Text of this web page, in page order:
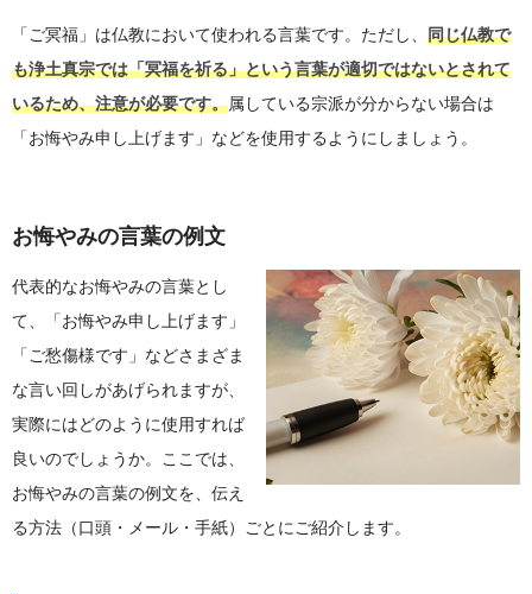
「ご冥福」は仏教において使われる言葉です。ただし、 同じ仏教で
も浄土真宗では「冥福を祈る」という言葉が適切ではないとされて
いるため、注意が必要です。属している宗派が分からない場合は
「お悔やみ申し上げます」などを使用するようにしましょう。
お悔やみの言葉の例文
代表的なお悔やみの言葉とし
て、「お悔やみ申し上げます」
「ご愁傷様です」などさまざま
な言い回しがあげられますが、
実際にはどのように使用すれば
良いのでしょうか。ここでは、
お悔やみの言葉の例文を、伝え
る方法（口頭・メール・手紙）ごとにご紹介します。